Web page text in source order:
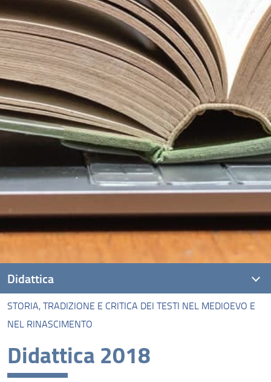
STORIA, TRADIZIONE E CRITICA DEI TESTI NEL MEDIOEVO E
NEL RINASCIMENTO
Didattica 2018
Didattica
Italianistica
Storia, tradizione e critica dei testi nel Medioevo e nel
Rinascimento